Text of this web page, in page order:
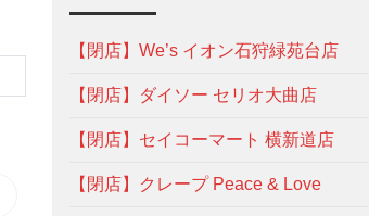
【閉店】We’s イオン石狩緑苑台店
【閉店】ダイソー セリオ大曲店
【閉店】セイコーマート 横新道店
【閉店】クレープ Peace & Love